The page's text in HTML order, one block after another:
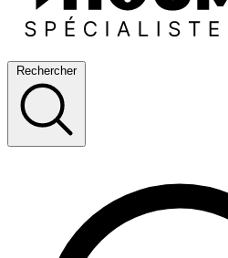
Rechercher